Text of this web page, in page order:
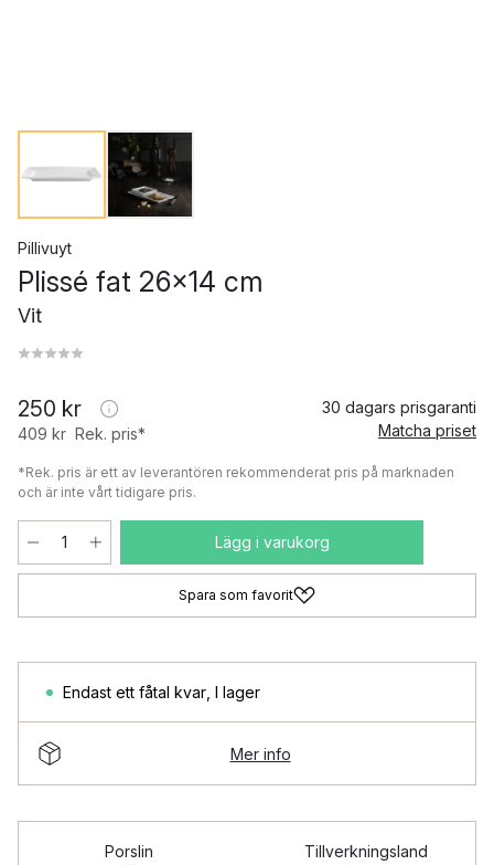
Pillivuyt
Plissé fat 26x14 cm
Vit
250 kr
409 kr Rek. pris*
30 dagars prisgaranti
Matcha priset
*Rek. pris är ett av leverantören rekommenderat pris på marknaden
och är inte vårt tidigare pris.
Lägg i varukorg
Spara som favorit
Endast ett fåtal kvar I lager
Mer info
Porslin
Tillverkningsland